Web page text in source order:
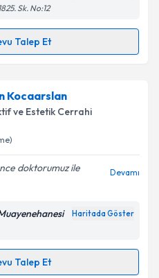
ilişkin
verilerimin belirtilen
kabul ediyorum.
Sk. No:12
Talep Et
için randevu takvimi
randevu almanız
e-posta ile
ilişkin
verilerimin belirtilen
kabul ediyorum.
Kocaarslan
ve Estetik Cerrahi
doktorumuz ile
Devamı
Haritada Göster
Talep Et